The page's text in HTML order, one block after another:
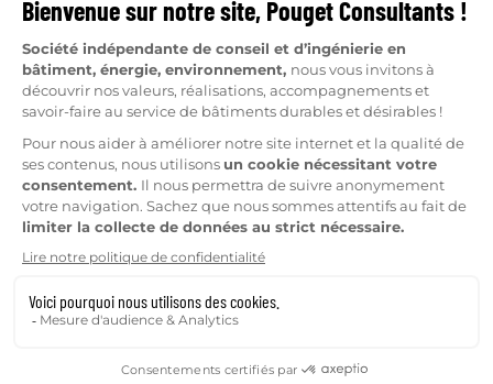
Nous rejoindre
Métiers
Fabrique
Plan du site
Mentions légales
Données personnelles
Mon consentement